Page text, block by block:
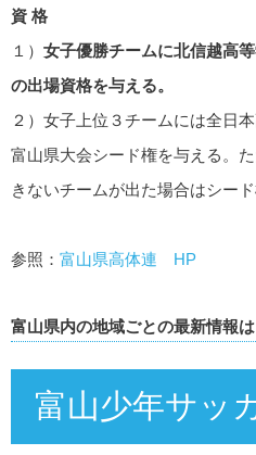
資 格
１） 女子優勝チームに北信越高
の出場資格を与える。
２）女子上位３チームには全日
富山県大会シード権を与える。
きないチームが出た場合はシー
参照： 富山県高体連 HP
富山県内の地域ごとの最新情報
富山少年サッ